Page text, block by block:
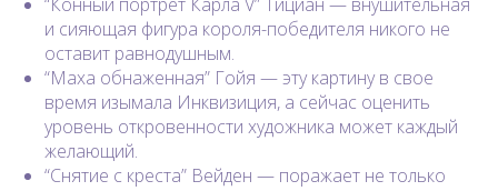
и сияющая фигура короля-победителя никого не
оставит равнодушным.
“Маха обнаженная” Гойя — эту картину в свое
время изымала Инквизиция, а сейчас оценить
уровень откровенности художника может каждый
желающий.
“Снятие с креста” Вейден — поражает не только